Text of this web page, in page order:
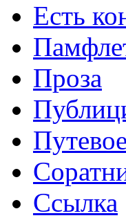
Есть
Проза
Путевое
Ссылка